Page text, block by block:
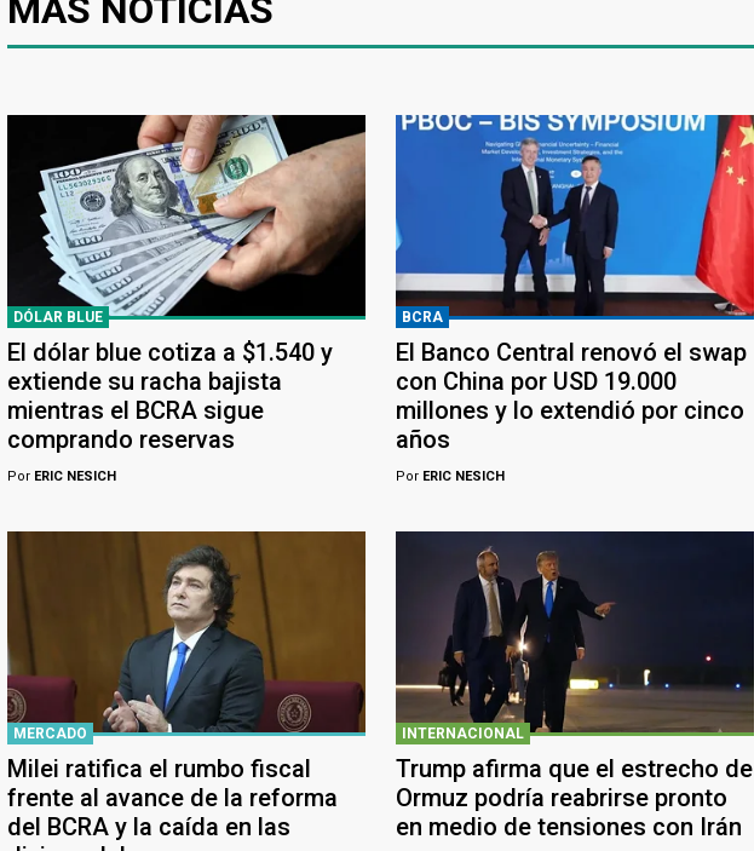
DÓLAR BLUE
El dólar blue cotiza a $1.540 y
extiende su racha bajista
mientras el BCRA sigue
comprando reservas
Por ERIC NESICH
BCRA
El Banco Central renovó el swap
con China por USD 19.000
millones y lo extendió por cinco
años
PorERIC NESICH
MERCADO
Milei ratifica el rumbo fiscal
frente al avance de la reforma
del BCRA y la caída en las
INTERNACIONAL
Trump afirma que el estrecho de
Ormuz podría reabrirse pronto
en medio de tensiones con Irán